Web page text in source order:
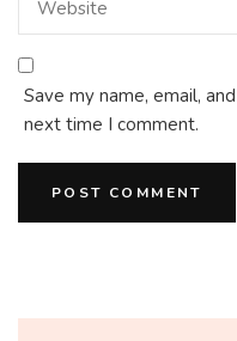
Save my name, email,
next time I comment.